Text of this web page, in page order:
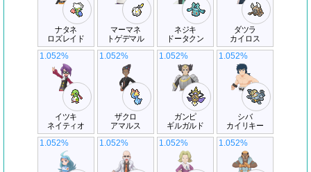
ナタネ
ロズレイド
マーマネ
トゲデマル
ネジキ
ドータクン
ダツラ
カイロス
イツキ
ネイティオ
1.052%
ザクロ
アマルス
1.052%
ガンピ
ギルガルド
1.052%
シバ
カイリキー
1.052%
1.052% 1.052% 1.052% 1.052%